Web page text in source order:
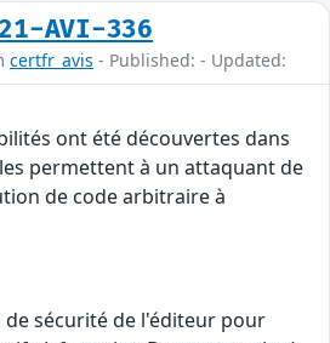
AVI-336
certfr_avis - Published: - Updated:
ont été découvertes dans
permettent à un attaquant de
de code arbitraire à
sécurité de l'éditeur pour